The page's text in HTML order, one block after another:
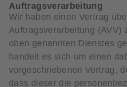
Auftragsverarbeitung
Wir haben einen Vertrag
Auftragsverarbeitung (AVV)
oben genannten Dienstes
handelt es sich um einen
vorgeschriebenen Vertrag,
dass dieser die